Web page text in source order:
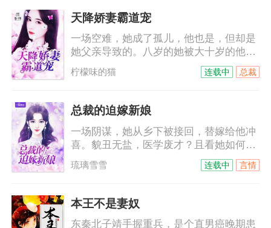
这才刚刚只是开始……某天，慕总裁打电
话给某小艺人，“明天有空吗？”小艺人不
耐烦，“没空！”“这样啊，其实我是
想……”小艺人被撩起好奇心，“想干嘛？”
天降娇妻霸道宠
一场空难，她成了孤儿，他也是，但却是
她父亲导致的。八岁的她被大十岁的他带
回穆家，本以为那是他的善意，没想到，
他是来讨债的。十年间，她一直以为他恨
给她……他不允许她叫他哥，她只能叫他
名字，穆霆琛，穆霆琛，一遍遍，根深蒂
固……
柠檬味的猫 总裁
连载中
总裁的迫嫁新娘
一场阴谋，她从乡下被接回，替嫁给他冲
喜。貌丑无盐，医学废才？且看她如何妙
手回春，绝丽风姿！脸被打肿的海城名媛
们向他告状，陆少……等等，她嫁的鬼夫
紧他的大腿，老公，你不是快不行了么？
他一副要吃了她的表情，看来我要身体力
行让你看看我究竟行不行！
琉璃雪雪 言情
连载中
本王不是妻奴
东秦北子靖手握重兵，是个直男癌晚期患